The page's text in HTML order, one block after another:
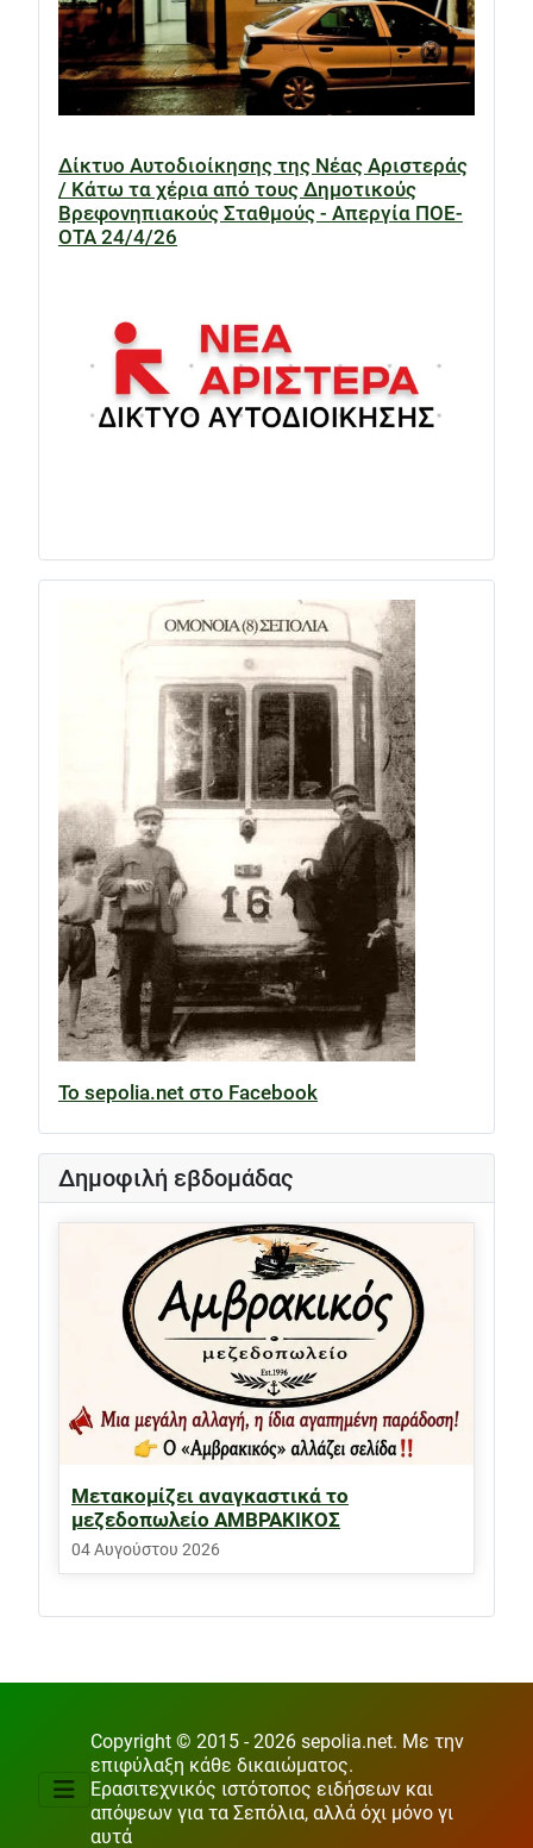
Δίκτυο Αυτοδιοίκησης της Νέας Αριστεράς
/ Κάτω τα χέρια από τους Δημοτικούς
Βρεφονηπιακούς Σταθμούς - Απεργία ΠΟΕ-
ΟΤΑ 24/4/26
Το sepolia.net στο Facebook
Δημοφιλή εβδομάδας
Μετακομίζει αναγκαστικά το
μεζεδοπωλείο ΑΜΒΡΑΚΙΚΟΣ
04 Αυγούστου 2026
Copyright © 2015 - 2026 sepolia.net. Με την
επιφύλαξη κάθε δικαιώματος.
Ερασιτεχνικός ιστότοπος ειδήσεων και
απόψεων για τα Σεπόλια, αλλά όχι μόνο γι
αυτά